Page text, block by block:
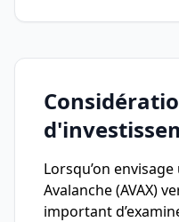
Lorsqu’on
Avalanche (AVAX)
important